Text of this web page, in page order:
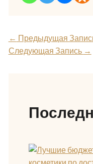
← Предыдущая
Следующая Запись →